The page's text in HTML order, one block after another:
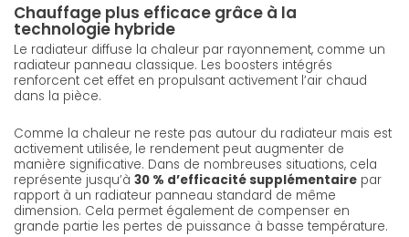
Chauffage plus efficace grâce à la
technologie hybride
Le radiateur diffuse la chaleur par rayonnement, comme un
radiateur panneau classique. Les boosters intégrés
renforcent cet effet en propulsant activement l’air chaud
dans la pièce.
Comme la chaleur ne reste pas autour du radiateur mais est
activement utilisée, le rendement peut augmenter de
manière significative. Dans de nombreuses situations, cela
représente jusqu’à 30 % d’efficacité supplémentaire par
rapport à un radiateur panneau standard de même
dimension. Cela permet également de compenser en
grande partie les pertes de puissance à basse température.